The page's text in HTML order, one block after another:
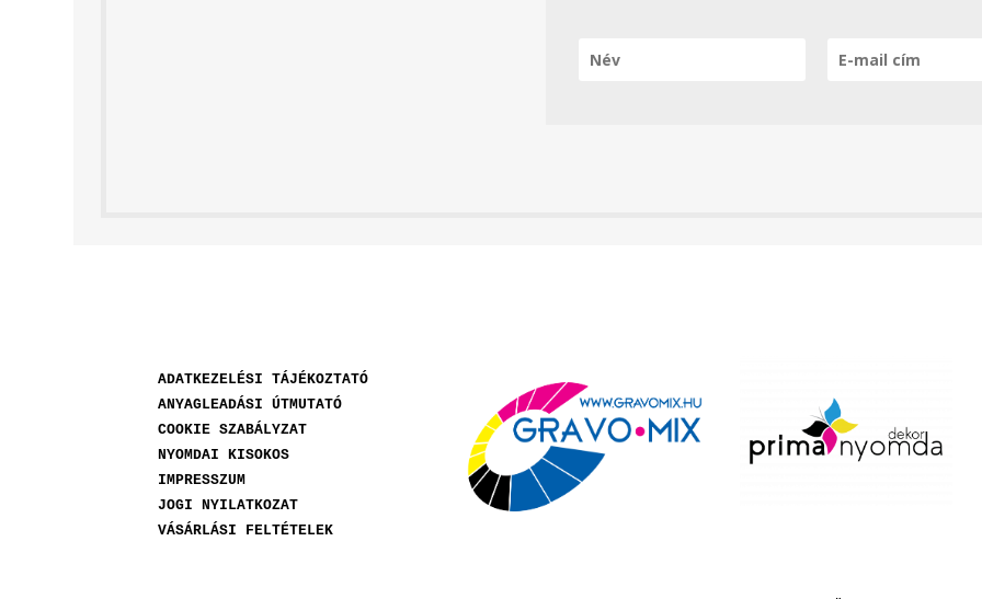
ADATKEZELÉSI TÁJÉKOZTATÓ
ANYAGLEADÁSI ÚTMUTATÓ
COOKIE SZABÁLYZAT
NYOMDAI KISOKOS
IMPRESSZUM
JOGI NYILATKOZAT
VÁSÁRLÁSI FELTÉTELEK